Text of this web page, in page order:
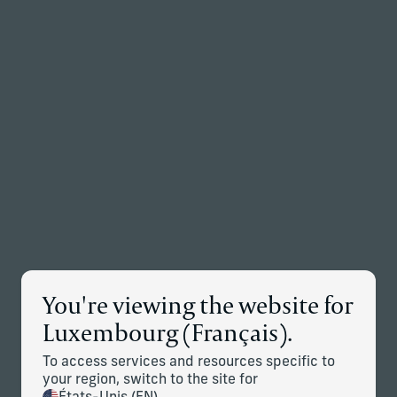
You're viewing the website for
Luxembourg (Français).
To access services and resources specific to
your region, switch to the site for
Corient Acquiert Ensemble
Capital (1,8 Milliard de Dollars US
D’actifs), Renforçant Ainsi sa